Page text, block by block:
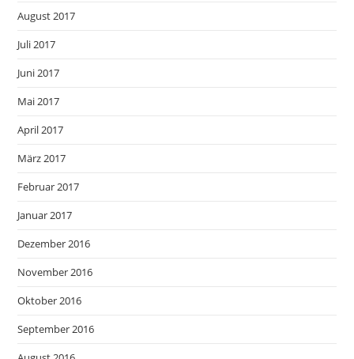
August 2017
Juli 2017
Juni 2017
Mai 2017
April 2017
März 2017
Februar 2017
Januar 2017
Dezember 2016
November 2016
Oktober 2016
September 2016